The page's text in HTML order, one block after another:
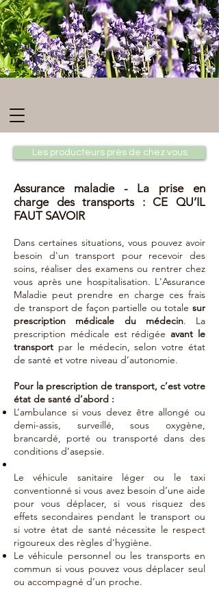
Les producteurs près de chez vous
Assurance maladie - La prise en
charge des transports : CE QU’IL
FAUT SAVOIR
Dans certaines situations, vous pouvez avoir
besoin d'un transport pour recevoir des
soins, réaliser des examens ou rentrer chez
vous après une hospitalisation. L'Assurance
Maladie peut prendre en charge ces frais
de transport de façon partielle ou totale sur
prescription médicale du médecin. La
prescription médicale est rédigéeavant le
transport par le médecin, selon votre état
de santé et votre niveau d’autonomie.
Pour la prescription de transport, c’est votre
état de santé d’abord :
L’ambulance si vous devez être allongé ou
demi-assis, surveillé, sous oxygène,
brancardé, porté ou transporté dans des
conditions d’asepsie.
Le véhicule sanitaire léger ou le taxi
conventionné si vous avez besoin d’une aide
pour vous déplacer, si vous risquez des
effets secondaires pendant le transport ou
si votre état de santé nécessite le respect
rigoureux des règles d’hygiène.
Le véhicule personnel ou les transports en
commun si vous pouvez vous déplacer seul
ou accompagné d’un proche.